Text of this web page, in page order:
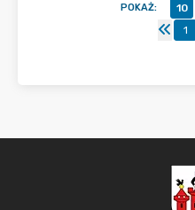
POKAŻ: 10
1